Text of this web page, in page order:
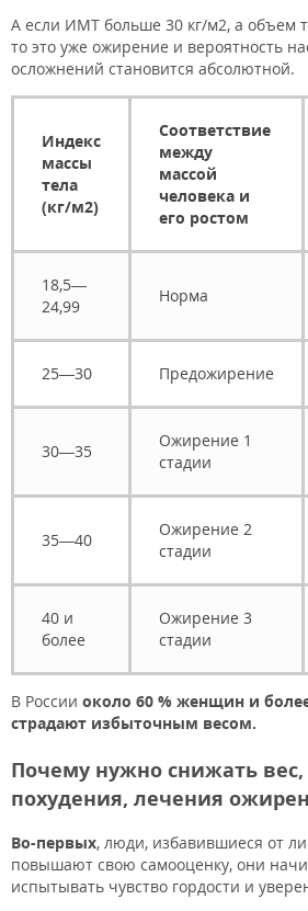
А если ИМТ больше 30 кг/м2, а объем
то это уже ожирение и вероятность
осложнений становится абсолютной.
Индекс
массы
тела
(кг/м2)
Соответствие
между
массой
человека и
его ростом
18,5—
24,99
Норма
25—30 Предожирение
30—35
Ожирение 1
стадии
35—40
Ожирение 2
стадии
40 и
более
Ожирение 3
стадии
В России около 60 % женщин и
страдают избыточным весом.
Почему нужно снижать
похудения, лечения
Во-первых, люди, избавившиеся от
повышают свою самооценку, они
испытывать чувство гордости и